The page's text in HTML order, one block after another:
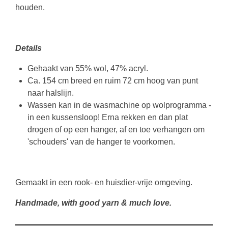
houden.
Details
Gehaakt van 55% wol, 47% acryl.
Ca. 154 cm breed en ruim 72 cm hoog van punt
naar halslijn.
Wassen kan in de wasmachine op wolprogramma -
in een kussensloop! Erna rekken en dan plat
drogen of op een hanger, af en toe verhangen om
'schouders' van de hanger te voorkomen.
Gemaakt in een rook- en huisdier-vrije omgeving.
Handmade, with good yarn & much love.